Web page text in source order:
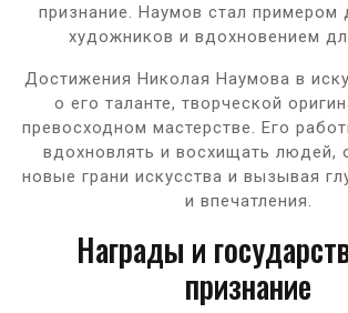
признание. Наумов стал
художников и вдохновением
Достижения Николая Наумова в
о его таланте, творческой
превосходном мастерстве. Его
вдохновлять и восхищать людей,
новые грани искусства и вызывая
и впечатления.
Награды и
признание